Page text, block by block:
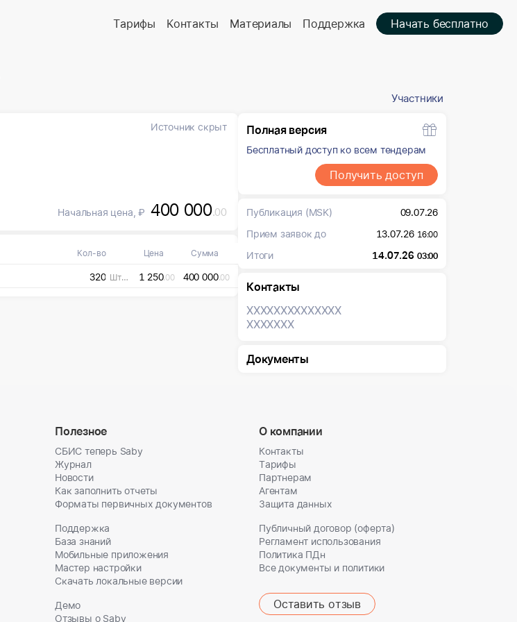
Тарифы Контакты Материалы Поддержка Начать бесплатно
Участники
Источник скрыт
Начальная цена, ₽ 400 000.00
Кол-во Цена Сумма
320 Штука 1 250.00 400 000.00
Полная версия
Бесплатный доступ ко всем тендерам
Получить доступ
Публикация (MSK)
09.07.26
Прием заявок до
13.07.26 16:00
Итоги 14.07.26 03:00
Контакты
XXXXXXXXXXXXXX
XXXXXXX
Документы
Полезное
СБИС теперь Saby
Журнал
Новости
Как заполнить отчеты
Форматы первичных документов
Поддержка
База знаний
Мобильные приложения
Мастер настройки
Скачать локальные версии
Демо
Отзывы о Saby
О компании
Контакты
Тарифы
Партнерам
Агентам
Защита данных
Публичный договор (оферта)
Регламент использования
Политика ПДн
Все документы и политики
Оставить отзыв